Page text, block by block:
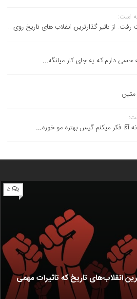
است:
رفت. از تاثیر گذارترین انقلاب های تاریخ روی...
دارم که یه جای کار میلنگه...
آقا فکر میکنم گیس بهتره مو خوره...
۵
انقلاب‌های تاریخ که تاثیرات مهمی